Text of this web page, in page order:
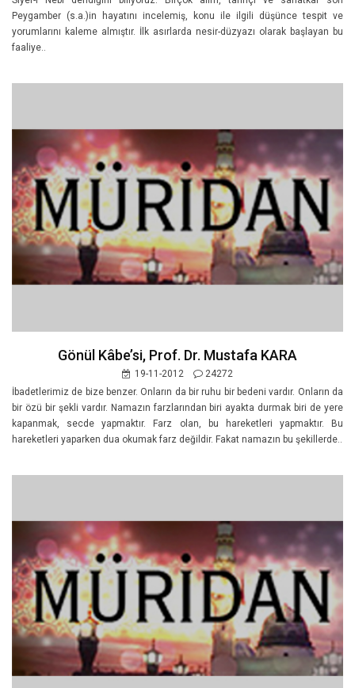
Peygamber (s.a.)in hayatını incelemiş, konu ile ilgili düşünce tespit ve
yorumlarını kaleme almıştır. İlk asırlarda nesir-düzyazı olarak başlayan bu
faaliye..
Gönül Kâbe’si, Prof. Dr. Mustafa KARA
19-11-2012
24272
İbadetlerimiz de bize benzer. Onların da bir ruhu bir bedeni vardır. Onların da
bir özü bir şekli vardır. Namazın farzlarından biri ayakta durmak biri de yere
kapanmak, secde yapmaktır. Farz olan, bu hareketleri yapmaktır. Bu
hareketleri yaparken dua okumak farz değildir. Fakat namazın bu şekillerde..